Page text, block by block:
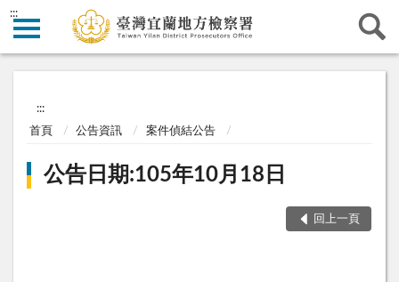
:::
:::
首頁 公告資訊 案件偵結公告
公告日期:105年10月18日
回上一頁